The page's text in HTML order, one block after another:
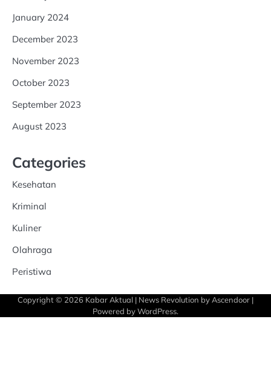
January 2024
December 2023
November 2023
October 2023
September 2023
August 2023
Categories
Kesehatan
Kriminal
Kuliner
Olahraga
Peristiwa
Copyright © 2026 Kabar Aktual | News Revolution by Ascendoor |
Powered byWordPress.